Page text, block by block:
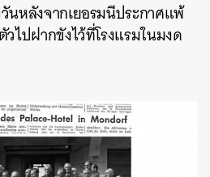
นหลังจากเยอรมนีประกาศแพ้
ไปฝากขังไว้ที่โรงแรมในมงด